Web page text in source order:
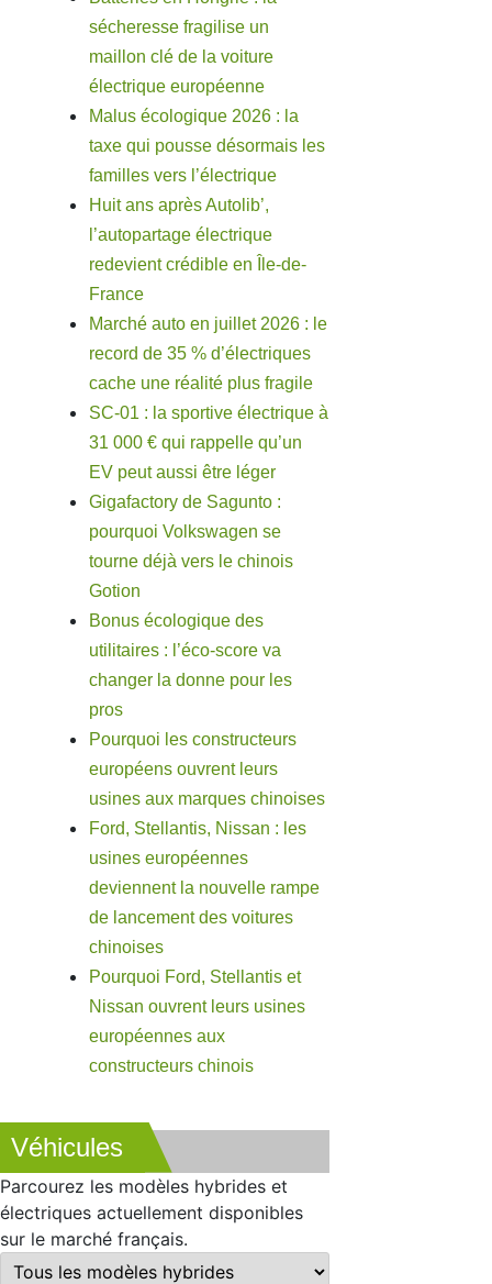
sécheresse fragilise un
maillon clé de la voiture
électrique européenne
Malus écologique 2026 : la
taxe qui pousse désormais les
familles vers l’électrique
Huit ans après Autolib’,
l’autopartage électrique
redevient crédible en Île-de-
France
Marché auto en juillet 2026 : le
record de 35 % d’électriques
cache une réalité plus fragile
SC-01 : la sportive électrique à
31 000 € qui rappelle qu’un
EV peut aussi être léger
Gigafactory de Sagunto :
pourquoi Volkswagen se
tourne déjà vers le chinois
Gotion
Bonus écologique des
utilitaires : l’éco-score va
changer la donne pour les
pros
Pourquoi les constructeurs
européens ouvrent leurs
usines aux marques chinoises
Ford, Stellantis, Nissan : les
usines européennes
deviennent la nouvelle rampe
de lancement des voitures
chinoises
Pourquoi Ford, Stellantis et
Nissan ouvrent leurs usines
européennes aux
constructeurs chinois
Véhicules
Parcourez les modèles hybrides et
électriques actuellement disponibles
sur le marché français.